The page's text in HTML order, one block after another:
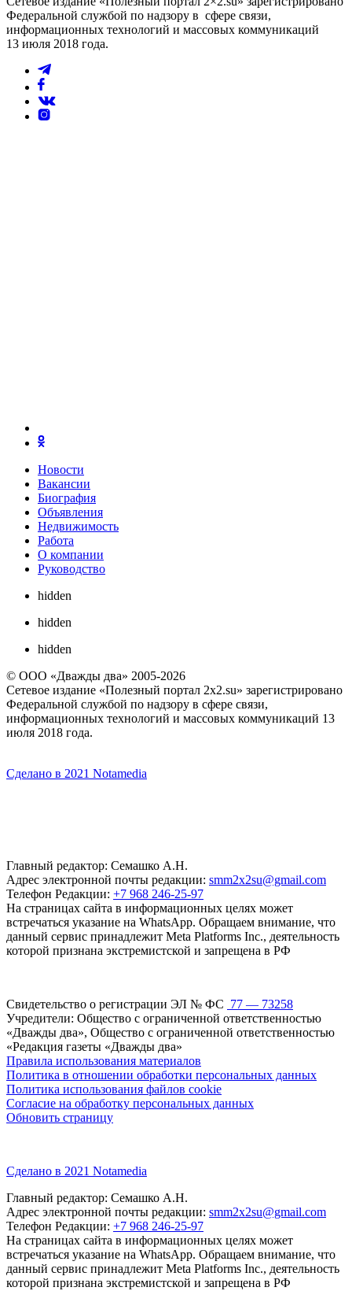
Федеральной службой по надзору в сфере связи,
информационных технологий и массовых коммуникаций
13 июля 2018 года.
Новости
Вакансии
Биография
Объявления
Недвижимость
Работа
О компании
Руководство
hidden
hidden
hidden
© ООО «Дважды два» 2005-2026
Сетевое издание «Полезный портал 2x2.su» зарегистрировано
Федеральной службой по надзору в сфере связи,
информационных технологий и массовых коммуникаций 13
июля 2018 года.
Сделано в 2021 Notamedia
Главный редактор: Семашко А.Н.
Адрес электронной почты редакции: smm2x2su@gmail.com
Телефон Редакции: +7 968 246-25-97
На страницах сайта в информационных целях может
встречаться указание на WhatsApp. Обращаем внимание, что
данный сервис принадлежит Meta Platforms Inc., деятельность
которой признана экстремистской и запрещена в РФ
Свидетельство о регистрации ЭЛ № ФС 77 — 73258
Учредители: Общество с ограниченной ответственностью
«Дважды два», Общество с ограниченной ответственностью
«Редакция газеты «Дважды два»
Правила использования материалов
Политика в отношении обработки персональных данных
Политика использования файлов cookie
Согласие на обработку персональных данных
Обновить страницу
Сделано в 2021 Notamedia
Главный редактор: Семашко А.Н.
Адрес электронной почты редакции: smm2x2su@gmail.com
Телефон Редакции: +7 968 246-25-97
На страницах сайта в информационных целях может
встречаться указание на WhatsApp. Обращаем внимание, что
данный сервис принадлежит Meta Platforms Inc., деятельность
которой признана экстремистской и запрещена в РФ